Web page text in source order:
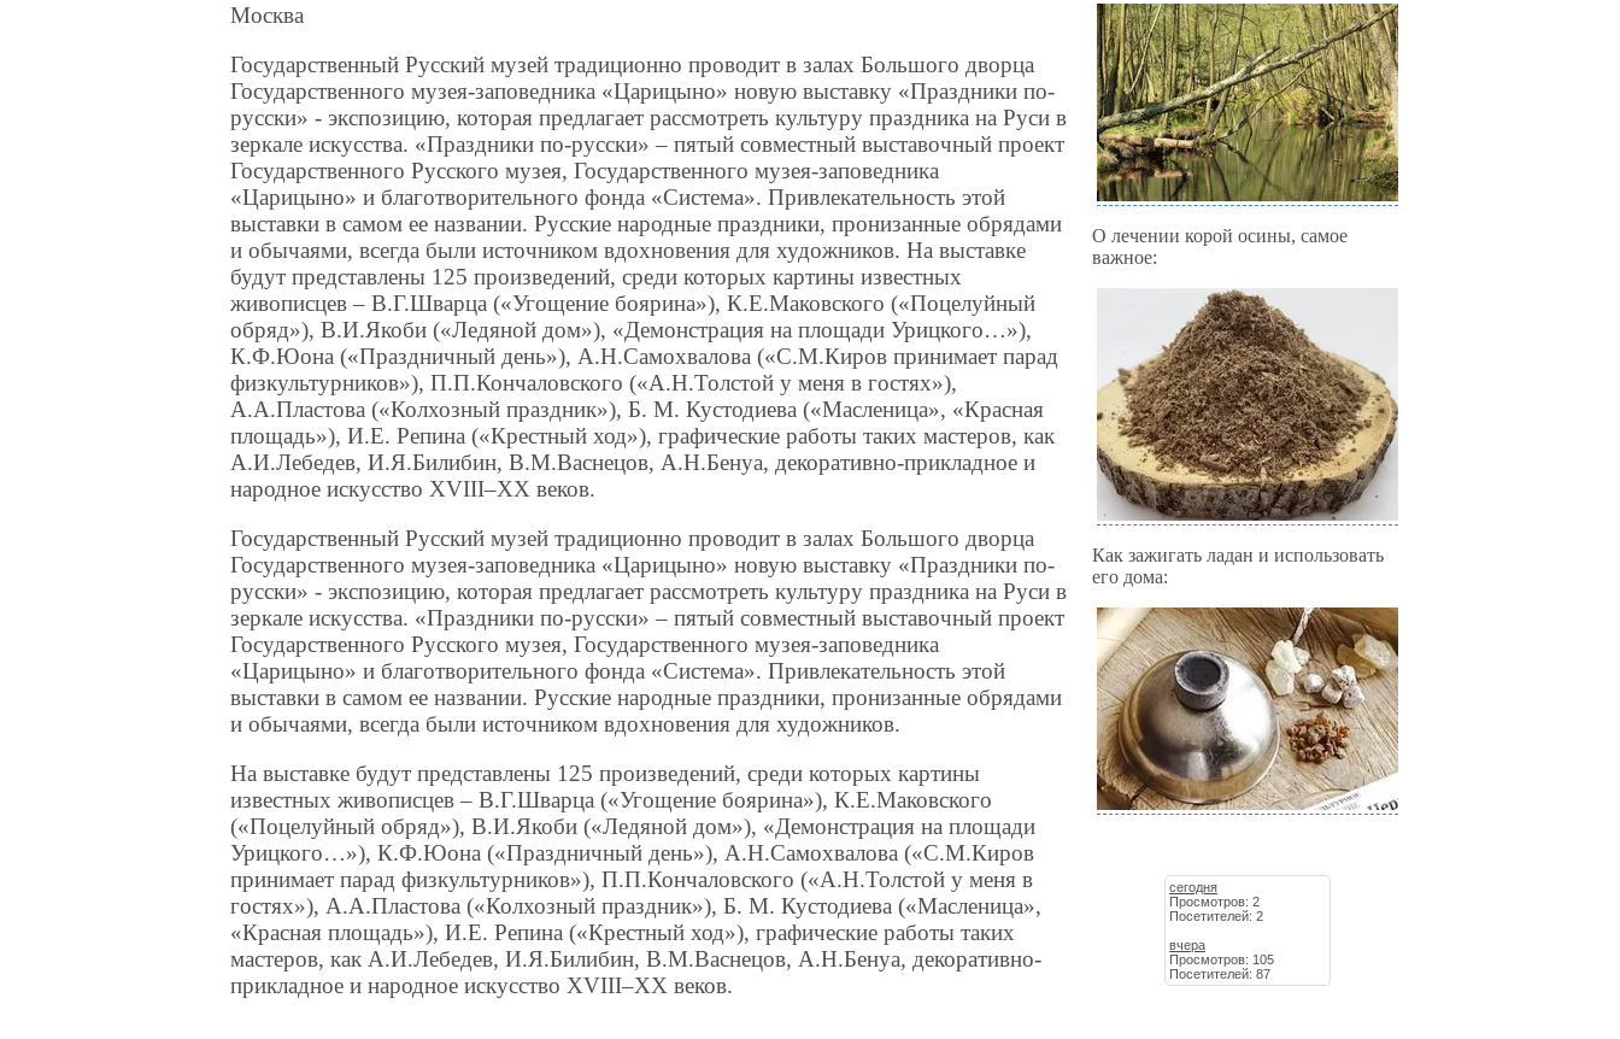
Москва
Государственный Русский музей традиционно проводит в залах Большого дворца
Государственного музея-заповедника «Царицыно» новую выставку «Праздники по-
русски» - экспозицию, которая предлагает рассмотреть культуру праздника на Руси в
зеркале искусства. «Праздники по-русски» – пятый совместный выставочный проект
Государственного Русского музея, Государственного музея-заповедника
«Царицыно» и благотворительного фонда «Система». Привлекательность этой
выставки в самом ее названии. Русские народные праздники, пронизанные обрядами
и обычаями, всегда были источником вдохновения для художников. На выставке
будут представлены 125 произведений, среди которых картины известных
живописцев – В.Г.Шварца («Угощение боярина»), К.Е.Маковского («Поцелуйный
обряд»), В.И.Якоби («Ледяной дом»), «Демонстрация на площади Урицкого…»),
К.Ф.Юона («Праздничный день»), А.Н.Самохвалова («С.М.Киров принимает парад
физкультурников»), П.П.Кончаловского («А.Н.Толстой у меня в гостях»),
А.А.Пластова («Колхозный праздник»), Б. М. Кустодиева («Масленица», «Красная
площадь»), И.Е. Репина («Крестный ход»), графические работы таких мастеров, как
А.И.Лебедев, И.Я.Билибин, В.М.Васнецов, А.Н.Бенуа, декоративно-прикладное и
народное искусство XVIII–XX веков.
Государственный Русский музей традиционно проводит в залах Большого дворца
Государственного музея-заповедника «Царицыно» новую выставку «Праздники по-
русски» - экспозицию, которая предлагает рассмотреть культуру праздника на Руси в
зеркале искусства. «Праздники по-русски» – пятый совместный выставочный проект
Государственного Русского музея, Государственного музея-заповедника
«Царицыно» и благотворительного фонда «Система». Привлекательность этой
выставки в самом ее названии. Русские народные праздники, пронизанные обрядами
и обычаями, всегда были источником вдохновения для художников.
На выставке будут представлены 125 произведений, среди которых картины
известных живописцев – В.Г.Шварца («Угощение боярина»), К.Е.Маковского
(«Поцелуйный обряд»), В.И.Якоби («Ледяной дом»), «Демонстрация на площади
Урицкого…»), К.Ф.Юона («Праздничный день»), А.Н.Самохвалова («С.М.Киров
принимает парад физкультурников»), П.П.Кончаловского («А.Н.Толстой у меня в
гостях»), А.А.Пластова («Колхозный праздник»), Б. М. Кустодиева («Масленица»,
«Красная площадь»), И.Е. Репина («Крестный ход»), графические работы таких
мастеров, как А.И.Лебедев, И.Я.Билибин, В.М.Васнецов, А.Н.Бенуа, декоративно-
прикладное и народное искусство XVIII–XX веков.
О лечении корой осины, самое
важное:
Как зажигать ладан и использовать
его дома:
сегодня
Просмотров: 2
Посетителей: 2
вчера
Просмотров: 105
Посетителей: 87